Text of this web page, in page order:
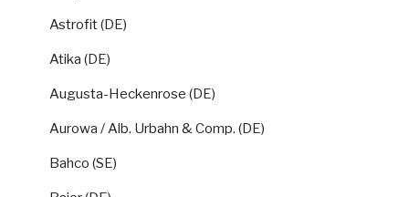
Astrofit (DE)
Atika (DE)
Augusta-Heckenrose (DE)
Aurowa / Alb. Urbahn & Comp. (DE)
Bahco (SE)